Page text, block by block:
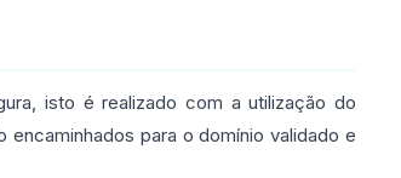
isto é realizado com a utilização do
para o domínio validado e